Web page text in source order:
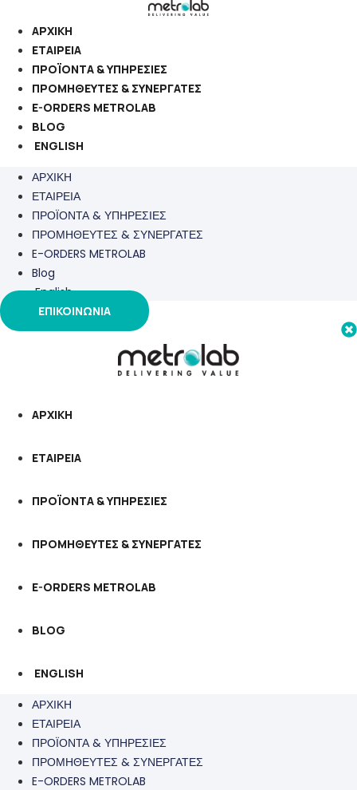
στο
περιεχόμενο
ΑΡΧΙΚΗ
ΕΤΑΙΡΕΙΑ
ΠΡΟΪΟΝΤΑ & ΥΠΗΡΕΣΙΕΣ
ΠΡΟΜΗΘΕΥΤΕΣ & ΣΥΝΕΡΓΑΤΕΣ
E-ORDERS METROLAB
BLOG
ENGLISH
ΑΡΧΙΚΗ
ΕΤΑΙΡΕΙΑ
ΠΡΟΪΟΝΤΑ & ΥΠΗΡΕΣΙΕΣ
ΠΡΟΜΗΘΕΥΤΕΣ & ΣΥΝΕΡΓΑΤΕΣ
E-ORDERS METROLAB
Blog
English
ΕΠΙΚΟΙΝΩΝΙΑ
ΑΡΧΙΚΗ
ΕΤΑΙΡΕΙΑ
ΠΡΟΪΟΝΤΑ & ΥΠΗΡΕΣΙΕΣ
ΠΡΟΜΗΘΕΥΤΕΣ & ΣΥΝΕΡΓΑΤΕΣ
E-ORDERS METROLAB
BLOG
ENGLISH
ΑΡΧΙΚΗ
ΕΤΑΙΡΕΙΑ
ΠΡΟΪΟΝΤΑ & ΥΠΗΡΕΣΙΕΣ
ΠΡΟΜΗΘΕΥΤΕΣ & ΣΥΝΕΡΓΑΤΕΣ
E-ORDERS METROLAB